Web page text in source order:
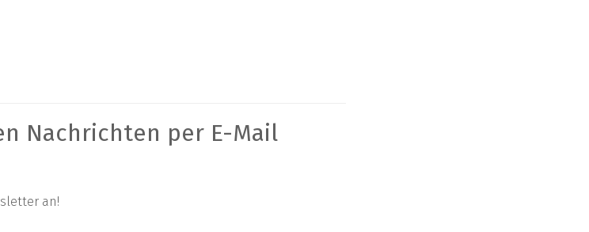
Nachrichten per E-Mail
an!